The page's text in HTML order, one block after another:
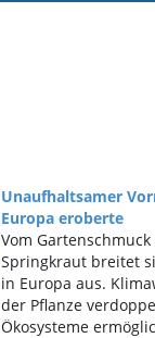
Unaufhaltsamer
Europa eroberte
Vom
Springkraut breitet
in Europa aus.
der Pflanze
Ökosysteme